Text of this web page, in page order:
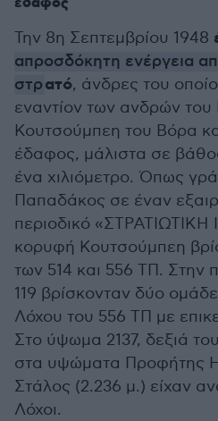
Την 8η Σεπτεμβρίου 1948
απροσδόκητη ενέργεια
στρατό, άνδρες του
εναντίον των ανδρών
Κουτσούμπεη του Βόρα
έδαφος, μάλιστα σε
ένα χιλιόμετρο. Όπως
Παπαδάκος σε έναν
περιοδικό «ΣΤΡΑΤΙΩΤΙΚΗ
κορυφή Κουτσούμπεη
των 514 και 556 ΤΠ. Στην
119 βρίσκονταν δύο
Λόχου του 556 ΤΠ με
Στο ύψωμα 2137, δεξιά
στα υψώματα Προφήτης
Στάλος (2.236 μ.) είχαν
Λόχοι.